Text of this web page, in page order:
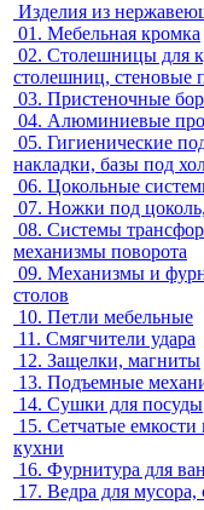
Изделия из
01. Мебельная кромка
02. Столешницы для
столешниц, стеновые
03. Пристеночные
04. Алюминиевые
05. Гигиенические
накладки, базы под
06. Цокольные
07. Ножки под
08. Системы
механизмы поворота
09. Механизмы и
столов
10. Петли мебельные
11. Смягчители удара
12. Защелки, магниты
13. Подъемные
14. Сушки для посуды
15. Сетчатые
кухни
16. Фурнитура для
17. Ведра для